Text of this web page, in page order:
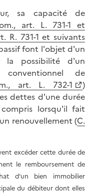
sa capacité de
art. L. 731-1 et
R. 731-1 et suivants
font l'objet d'un
la possibilité d'un
de
art. L. 732-1
)
dettes d'une durée
lorsqu'il fait
renouvellement (C.
excéder cette durée de
le remboursement de
d'un bien immobilier
du débiteur dont elles